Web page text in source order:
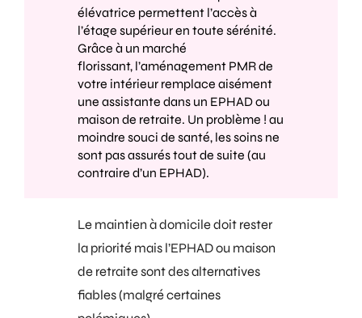
élévatrice permettent l’accès à
l’étage supérieur en toute sérénité.
Grâce à un marché
florissant, l’aménagement PMR de
votre intérieurremplace aisément
une assistante dans un EPHAD ou
maison de retraite. Un problème ! au
moindre souci de santé, les soins ne
sont pas assurés tout de suite (au
contraire d’un EPHAD).
Le maintien à domicile doit rester
la priorité mais l’EPHAD ou maison
de retraite sont des alternatives
fiables (malgré certaines